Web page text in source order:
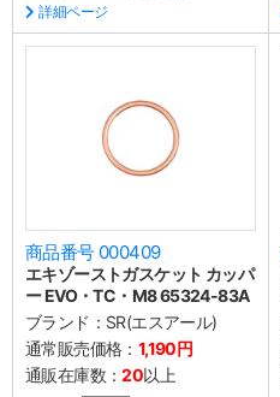
詳細ページ
商品番号 000409
エキゾーストガスケット カッパ
ー EVO・TC・M8 65324-83A
ブランド： SR(エスアール)
通常販売価格： 1,190円
通販在庫数：20以上